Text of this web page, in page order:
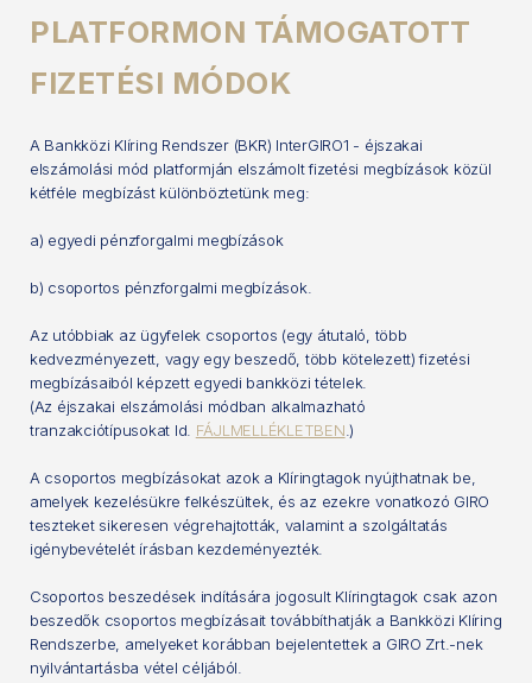
PLATFORMON TÁMOGATOTT
FIZETÉSI MÓDOK
A Bankközi Klíring Rendszer (BKR) InterGIRO1 - éjszakai
elszámolási mód platformján elszámolt fizetési megbízások közül
kétféle megbízást különböztetünk meg:
a) egyedi pénzforgalmi megbízások
b) csoportos pénzforgalmi megbízások.
Az utóbbiak az ügyfelek csoportos (egy átutaló, több
kedvezményezett, vagy egy beszedő, több kötelezett) fizetési
megbízásaiból képzett egyedi bankközi tételek.
(Az éjszakai elszámolási módban alkalmazható
tranzakciótípusokat ld. FÁJLMELLÉKLETBEN .)
A csoportos megbízásokat azok a Klíringtagok nyújthatnak be,
amelyek kezelésükre felkészültek, és az ezekre vonatkozó GIRO
teszteket sikeresen végrehajtották, valamint a szolgáltatás
igénybevételét írásban kezdeményezték.
Csoportos beszedések indítására jogosult Klíringtagok csak azon
beszedők csoportos megbízásait továbbíthatják a Bankközi Klíring
Rendszerbe, amelyeket korábban bejelentettek a GIRO Zrt.-nek
nyilvántartásba vétel céljából.